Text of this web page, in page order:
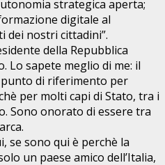
strategica aperta;
digitale al
dei nostri cittadini”.
della Repubblica
Lo sapete meglio di me: il
di riferimento per
per molti capi di Stato, tra i
Sono onorato di essere tra
se sono qui è perchè la
un paese amico dell’Italia,